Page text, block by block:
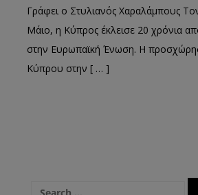
Γράφει ο Στυλιανός Χαραλάμπους
Μάιο, η Κύπρος έκλεισε 20 χρόνια
στην Ευρωπαϊκή Ένωση. Η
Κύπρου στην [ … ]